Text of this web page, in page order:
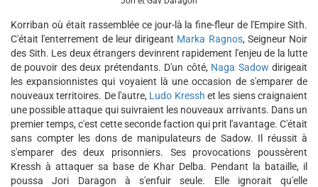
Korriban où était rassemblée ce jour-là la fine-fleur de l'Empire Sith.
C'était l'enterrement de leur dirigeant Marka Ragnos, Seigneur Noir
des Sith. Les deux étrangers devinrent rapidement l'enjeu de la lutte
de pouvoir des deux prétendants. D'un côté, Naga Sadow dirigeait
les expansionnistes qui voyaient là une occasion de s'emparer de
nouveaux territoires. De l'autre, Ludo Kressh et les siens craignaient
une possible attaque qui suivraient les nouveaux arrivants. Dans un
premier temps, c'est cette seconde faction qui prit l'avantage. C'était
sans compter les dons de manipulateurs de Sadow. Il réussit à
s'emparer des deux prisonniers. Ses provocations poussèrent
Kressh à attaquer sa base de Khar Delba. Pendant la bataille, il
poussa Jori Daragon à s'enfuir seule. Elle ignorait qu'elle